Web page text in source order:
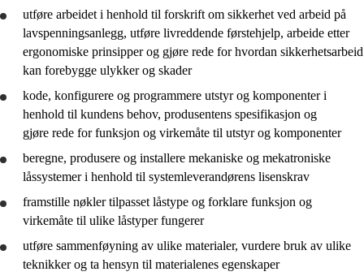
Vg3 låsesmed
utføre arbeidet i henhold til forskrift om sikkerhet ved arbeid på
lavspenningsanlegg, utføre livreddende førstehjelp, arbeide etter
ergonomiske prinsipper og gjøre rede forhvordan sikkerhetsarbeid
kan forebygge ulykker og skader
kode, konfigurere og programmere utstyr og komponenter i
henhold til kundens behov, produsentens spesifikasjon og
gjøre rede forfunksjon og virkemåte til utstyr og komponenter
beregne, produsere og installere mekaniske og mekatroniske
låssystemer i henhold til systemleverandørens lisenskrav
framstille nøkler tilpasset låstype og forklare funksjon og
virkemåte til ulike låstyper fungerer
utføre sammenføyning av ulike materialer, vurdere bruk av ulike
teknikker og ta hensyn til materialenes egenskaper